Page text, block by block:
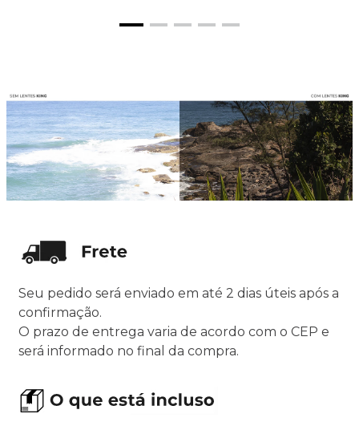
Seu pedido será enviado em até 2 dias úteis após a
confirmação.
O prazo de entrega varia de acordo com o CEP e
será informado no final da compra.